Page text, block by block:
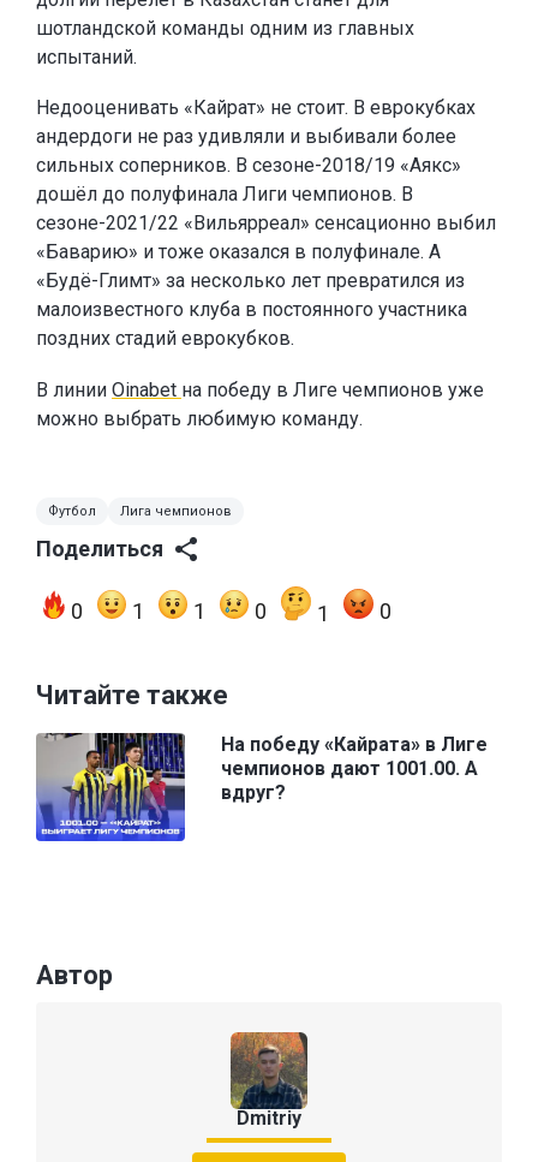
шотландской команды одним из главных
испытаний.
Недооценивать «Кайрат» не стоит. В еврокубках
андердоги не раз удивляли и выбивали более
сильных соперников. В сезоне-2018/19 «Аякс»
дошёл до полуфинала Лиги чемпионов. В
сезоне-2021/22 «Вильярреал» сенсационно выбил
«Баварию» и тоже оказался в полуфинале. А
«Будё-Глимт» за несколько лет превратился из
малоизвестного клуба в постоянного участника
поздних стадий еврокубков.
В линии Oinabet на победу в Лиге чемпионов уже
можно выбрать любимую команду.
Футбол Лига чемпионов
Поделиться
0 1 1 0 1 0
Читайте также
На победу «Кайрата» в Лиге
чемпионов дают 1001.00. А
вдруг?
Автор
Dmitriy